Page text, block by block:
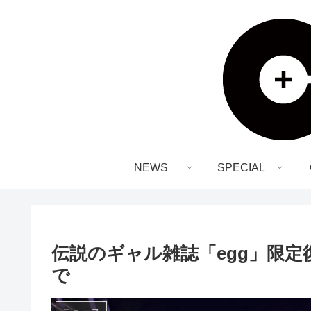
NEWS SPECIAL
伝説のギャル雑誌「egg」限定
で